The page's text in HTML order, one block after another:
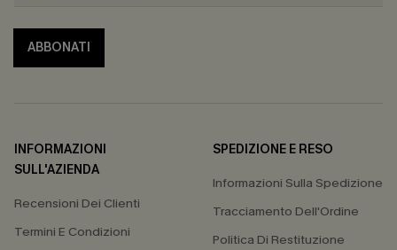
ABBONATI
INFORMAZIONI
SULL'AZIENDA
Recensioni Dei Clienti
Termini E Condizioni
SPEDIZIONE E RESO
Informazioni Sulla Spedizione
Tracciamento Dell'Ordine
Politica Di Restituzione